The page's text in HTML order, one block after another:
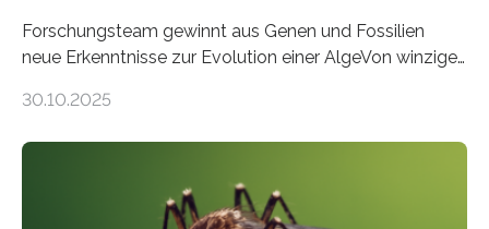
Forschungsteam gewinnt aus Genen und Fossilien
neue Erkenntnisse zur Evolution einer AlgeVon winzigen
Landpflanzen zählen zu den komplexesten
Grünalgen, die vor Hunderten von Millionen Jahren
lebten. Unter den Vorfahren sticht eine Gruppe heraus,
30.10.2025